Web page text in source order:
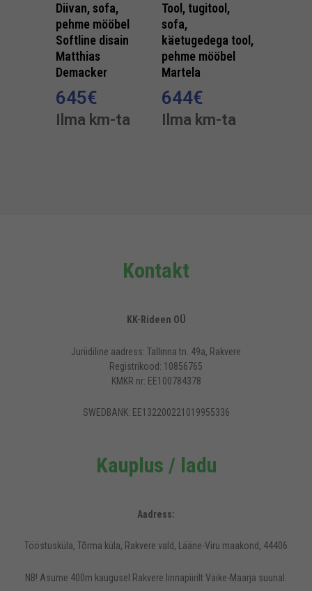
Diivan, sofa,
pehme mööbel
Softline disain
Matthias
Demacker
645€
Ilma km-ta
Tool, tugitool,
sofa,
käetugedega tool,
pehme mööbel
Martela
644€
Ilma km-ta
Kontakt
KK-Rideen OÜ
Juriidiline aadress: Tallinna tn. 49a, Rakvere
Registrikood: 10856765
KMKR nr: EE100784378
SWEDBANK: EE132200221019955336
Kauplus / ladu
Aadress:
Tööstusküla, Tõrma küla, Rakvere vald, Lääne-Viru maakond, 44406
NB! Asume 400m kaugusel Rakvere linnapiirilt Väike-Maarja suunal.